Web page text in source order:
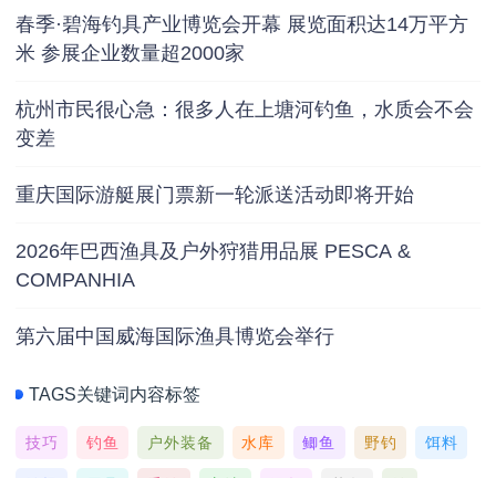
春季·碧海钓具产业博览会开幕 展览面积达14万平方
米 参展企业数量超2000家
杭州市民很心急：很多人在上塘河钓鱼，水质会不会
变差
重庆国际游艇展门票新一轮派送活动即将开始
2026年巴西渔具及户外狩猎用品展 PESCA &
COMPANHIA
第六届中国威海国际渔具博览会举行
TAGS关键词内容标签
技巧 钓鱼 户外装备 水库 鲫鱼 野钓 饵料